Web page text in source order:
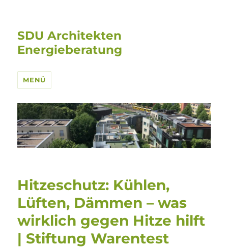
SDU Architekten
Energieberatung
MENÜ
Hitzeschutz: Kühlen,
Lüften, Dämmen – was
wirklich gegen Hitze hilft
| Stiftung Warentest